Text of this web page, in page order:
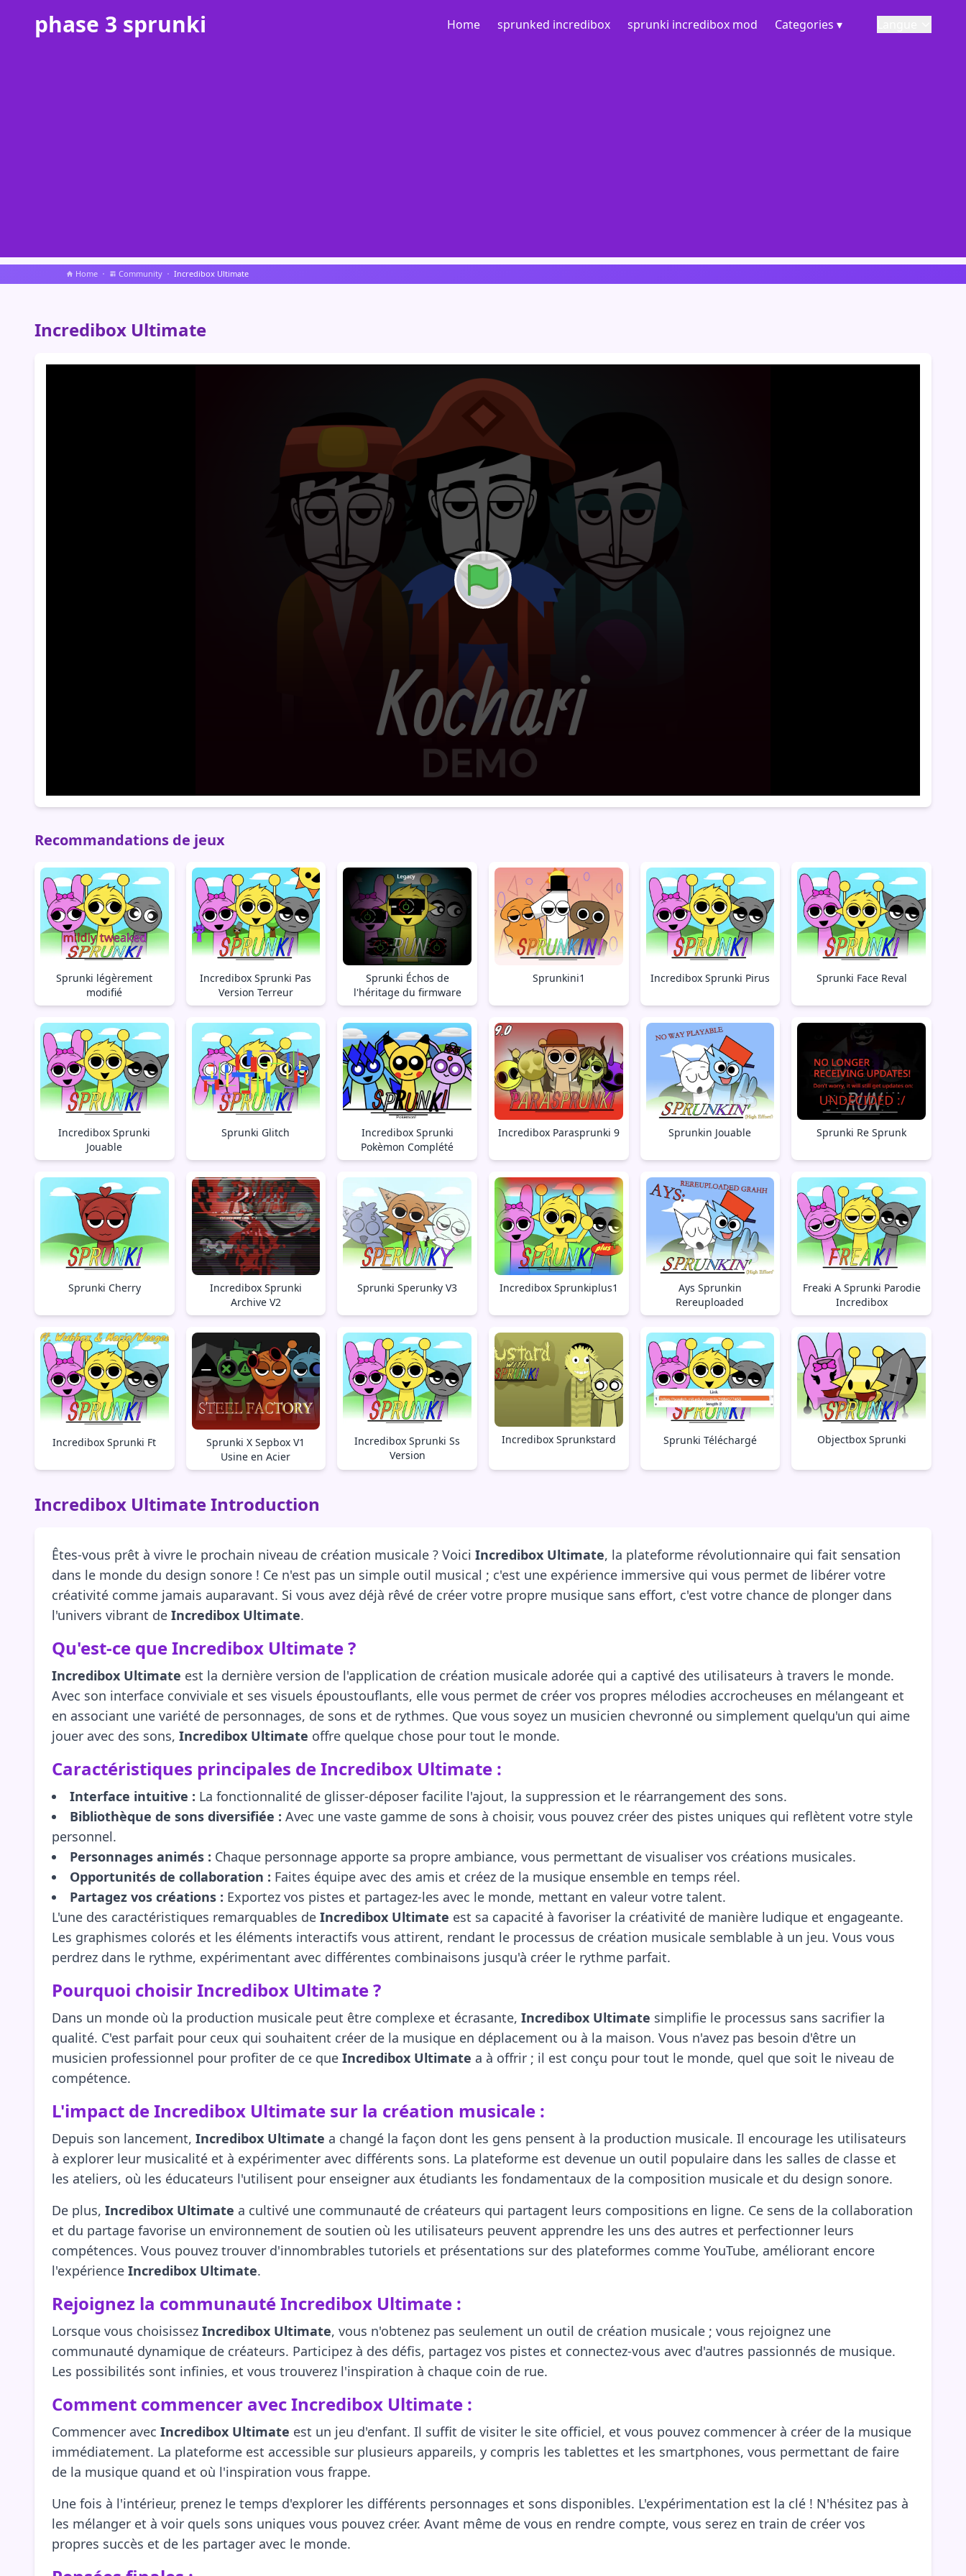
phase 3 sprunki Home sprunked incredibox sprunki incredibox mod Categories ▾
Home Community Incredibox Ultimate
Incredibox Ultimate
Recommandations de jeux
Sprunki légèrement
modifié
Incredibox Sprunki Pas
Version Terreur
Sprunki Échos de
l'héritage du firmware
Sprunkini1 Incredibox Sprunki Pirus Sprunki Face Reval
Incredibox Sprunki
Jouable
Sprunki Glitch
Incredibox Sprunki
Pokèmon Complété
Incredibox Parasprunki 9 Sprunkin Jouable Sprunki Re Sprunk
Sprunki Cherry
Incredibox Sprunki
Archive V2
Sprunki Sperunky V3 Incredibox Sprunkiplus1
Ays Sprunkin
Rereuploaded
Freaki A Sprunki Parodie
Incredibox
Incredibox Sprunki Ft
Sprunki X Sepbox V1
Usine en Acier
Incredibox Sprunki Ss
Version
Incredibox Sprunkstard Sprunki Téléchargé Objectbox Sprunki
Incredibox Ultimate Introduction
Êtes-vous prêt à vivre le prochain niveau de création musicale ? Voici Incredibox Ultimate, la plateforme révolutionnaire qui fait sensation
dans le monde du design sonore ! Ce n'est pas un simple outil musical ; c'est une expérience immersive qui vous permet de libérer votre
créativité comme jamais auparavant. Si vous avez déjà rêvé de créer votre propre musique sans effort, c'est votre chance de plonger dans
l'univers vibrant de Incredibox Ultimate.
Qu'est-ce que Incredibox Ultimate ?
Incredibox Ultimate est la dernière version de l'application de création musicale adorée qui a captivé des utilisateurs à travers le monde.
Avec son interface conviviale et ses visuels époustouflants, elle vous permet de créer vos propres mélodies accrocheuses en mélangeant et
en associant une variété de personnages, de sons et de rythmes. Que vous soyez un musicien chevronné ou simplement quelqu'un qui aime
jouer avec des sons, Incredibox Ultimate offre quelque chose pour tout le monde.
Caractéristiques principales de Incredibox Ultimate :
Interface intuitive : La fonctionnalité de glisser-déposer facilite l'ajout, la suppression et le réarrangement des sons.
Bibliothèque de sons diversifiée : Avec une vaste gamme de sons à choisir, vous pouvez créer des pistes uniques qui reflètent votre style
personnel.
Personnages animés : Chaque personnage apporte sa propre ambiance, vous permettant de visualiser vos créations musicales.
Opportunités de collaboration : Faites équipe avec des amis et créez de la musique ensemble en temps réel.
Partagez vos créations : Exportez vos pistes et partagez-les avec le monde, mettant en valeur votre talent.
L'une des caractéristiques remarquables de Incredibox Ultimate est sa capacité à favoriser la créativité de manière ludique et engageante.
Les graphismes colorés et les éléments interactifs vous attirent, rendant le processus de création musicale semblable à un jeu. Vous vous
perdrez dans le rythme, expérimentant avec différentes combinaisons jusqu'à créer le rythme parfait.
Pourquoi choisir Incredibox Ultimate ?
Dans un monde où la production musicale peut être complexe et écrasante, Incredibox Ultimate simplifie le processus sans sacrifier la
qualité. C'est parfait pour ceux qui souhaitent créer de la musique en déplacement ou à la maison. Vous n'avez pas besoin d'être un
musicien professionnel pour profiter de ce que Incredibox Ultimate a à offrir ; il est conçu pour tout le monde, quel que soit le niveau de
compétence.
L'impact de Incredibox Ultimate sur la création musicale :
Depuis son lancement, Incredibox Ultimate a changé la façon dont les gens pensent à la production musicale. Il encourage les utilisateurs
à explorer leur musicalité et à expérimenter avec différents sons. La plateforme est devenue un outil populaire dans les salles de classe et
les ateliers, où les éducateurs l'utilisent pour enseigner aux étudiants les fondamentaux de la composition musicale et du design sonore.
De plus, Incredibox Ultimate a cultivé une communauté de créateurs qui partagent leurs compositions en ligne. Ce sens de la collaboration
et du partage favorise un environnement de soutien où les utilisateurs peuvent apprendre les uns des autres et perfectionner leurs
compétences. Vous pouvez trouver d'innombrables tutoriels et présentations sur des plateformes comme YouTube, améliorant encore
l'expérience Incredibox Ultimate.
Rejoignez la communauté Incredibox Ultimate :
Lorsque vous choisissez Incredibox Ultimate, vous n'obtenez pas seulement un outil de création musicale ; vous rejoignez une
communauté dynamique de créateurs. Participez à des défis, partagez vos pistes et connectez-vous avec d'autres passionnés de musique.
Les possibilités sont infinies, et vous trouverez l'inspiration à chaque coin de rue.
Comment commencer avec Incredibox Ultimate :
Commencer avec Incredibox Ultimate est un jeu d'enfant. Il suffit de visiter le site officiel, et vous pouvez commencer à créer de la musique
immédiatement. La plateforme est accessible sur plusieurs appareils, y compris les tablettes et les smartphones, vous permettant de faire
de la musique quand et où l'inspiration vous frappe.
Une fois à l'intérieur, prenez le temps d'explorer les différents personnages et sons disponibles. L'expérimentation est la clé ! N'hésitez pas à
les mélanger et à voir quels sons uniques vous pouvez créer. Avant même de vous en rendre compte, vous serez en train de créer vos
propres succès et de les partager avec le monde.